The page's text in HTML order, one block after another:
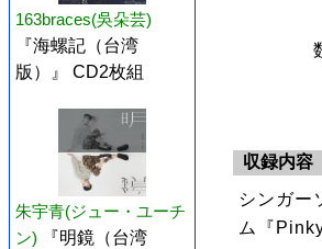
163braces(吳朵芸)
『海螺記（台湾
版）』 CD2枚組
朱宇青(ジュー・ユーチ
ン)
『明鏡（台湾
収録内容
シンガー
ム『